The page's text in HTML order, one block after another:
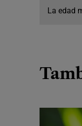
La edad